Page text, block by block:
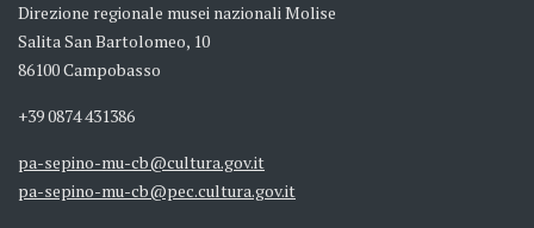
Direzione regionale musei nazionali Molise
Salita San Bartolomeo, 10
86100 Campobasso
+39 0874 431386
pa-sepino-mu-cb@cultura.gov.it
pa-sepino-mu-cb@pec.cultura.gov.it